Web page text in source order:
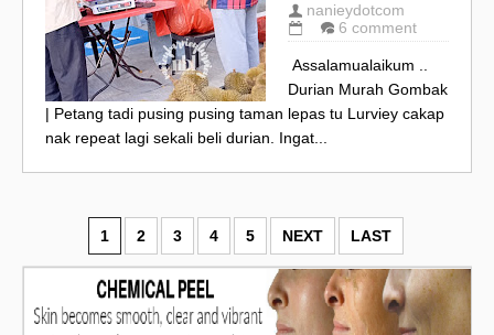
nanieydotcom
6 comment
Assalamualaikum ..
Durian Murah Gombak
| Petang tadi pusing pusing taman lepas tu Lurviey cakap
nak repeat lagi sekali beli durian. Ingat...
1 2 3 4 5 NEXT LAST